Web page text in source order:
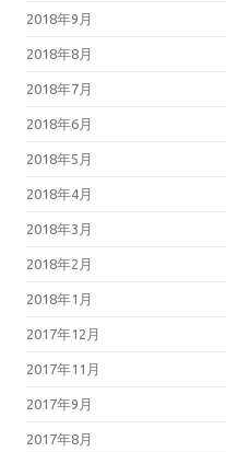
2018年9月
2018年8月
2018年7月
2018年6月
2018年5月
2018年4月
2018年3月
2018年2月
2018年1月
2017年12月
2017年11月
2017年9月
2017年8月